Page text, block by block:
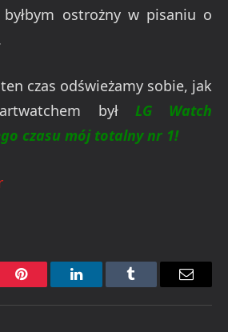
ostrożny w pisaniu o
czas odświeżamy sobie, jak
był LG Watch
czasu mój totalny nr 1!
Pinterest LinkedInTumblr Email